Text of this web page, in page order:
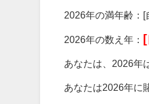
2026年の満年齢：[
2026年の数え年：
あなたは、2026年
あなたは2026年に